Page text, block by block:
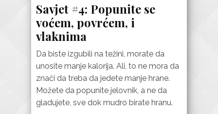
Savjet #4: Popunite se
voćem, povrćem, i
vlaknima
Da biste izgubili na težini, morate da
unosite manje kalorija. Ali, to ne mora da
znači da treba da jedete manje hrane.
Možete da popunite jelovnik, a ne da
gladujete, sve dok mudro birate hranu.